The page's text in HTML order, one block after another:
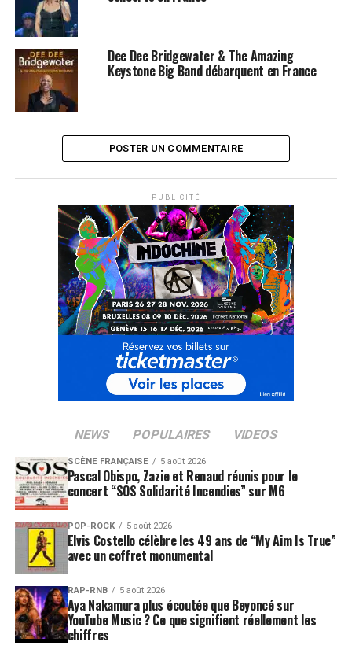
Dee Dee Bridgewater & The Amazing
Keystone Big Band débarquent en France
POSTER UN COMMENTAIRE
PUBLICITÉ
NEWS POPULAIRES VIDEOS
SCÈNE FRANÇAISE 5 août 2026
Pascal Obispo, Zazie et Renaud réunis pour le
concert “SOS Solidarité Incendies” sur M6
POP-ROCK 5 août 2026
Elvis Costello célèbre les 49 ans de “My Aim Is True”
avec un coffret monumental
RAP-RNB 5 août 2026
Aya Nakamura plus écoutée que Beyoncé sur
YouTube Music ? Ce que signifient réellement les
chiffres